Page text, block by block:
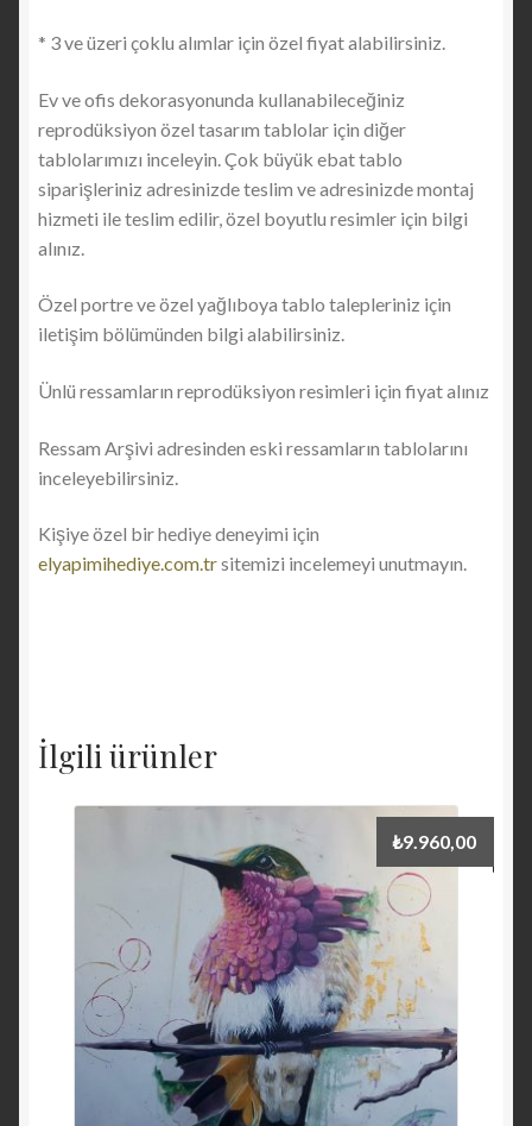
* 3 ve üzeri çoklu alımlar için özel fiyat alabilirsiniz.
Ev ve ofis dekorasyonunda kullanabileceğiniz
reprodüksiyon özel tasarım tablolar için diğer
tablolarımızı inceleyin. Çok büyük ebat tablo
siparişleriniz adresinizde teslim ve adresinizde montaj
hizmeti ile teslim edilir, özel boyutlu resimler için bilgi
alınız.
Özel portre ve özel yağlıboya tablo talepleriniz için
iletişim bölümünden bilgi alabilirsiniz.
Ünlü ressamların reprodüksiyon resimleri için fiyat alınız
Ressam Arşivi adresinden eski ressamların tablolarını
inceleyebilirsiniz.
Kişiye özel bir hediye deneyimi için
elyapimihediye.com.trsitemizi incelemeyi unutmayın.
İlgili ürünler
₺9.960,00